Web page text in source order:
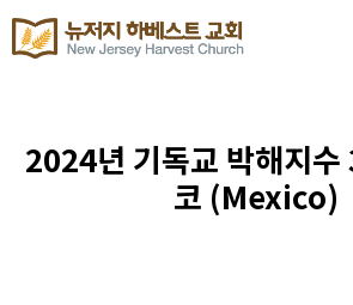
2024년 기독교 박해지수
코 (Mexico)